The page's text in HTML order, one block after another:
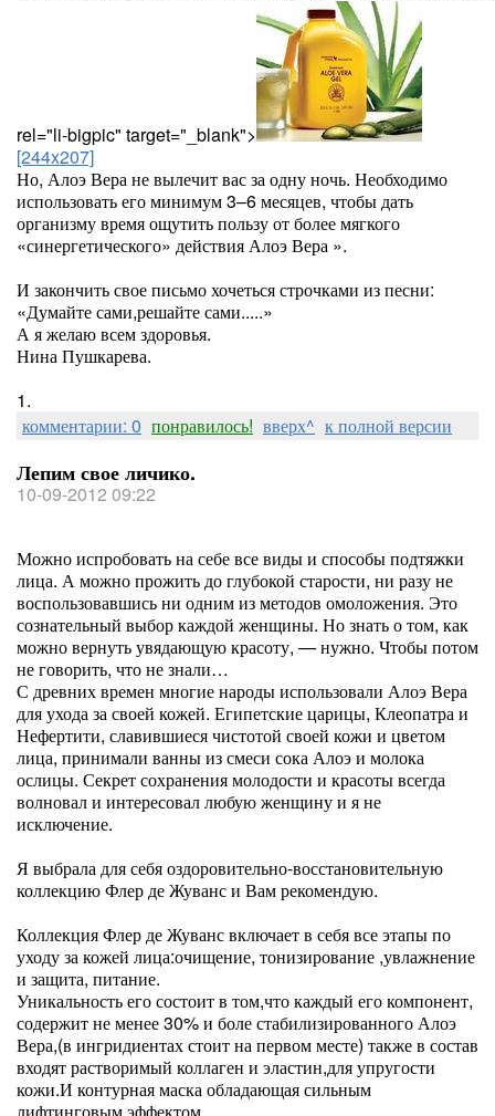
rel="li-bigpic" target="_blank">
[244x207]
Но, Алоэ Вера не вылечит вас за одну ночь. Необходимо
использовать его минимум 3–6 месяцев, чтобы дать
организму время ощутить пользу от более мягкого
«синергетического» действия Алоэ Вера ».
И закончить свое письмо хочеться строчками из песни:
«Думайте сами,решайте сами.....»
А я желаю всем здоровья.
Нина Пушкарева.
1.
комментарии: 0 понравилось! вверх^ к полной версии
Лепим свое личико.
10-09-2012 09:22
Можно испробовать на себе все виды и способы подтяжки
лица. А можно прожить до глубокой старости, ни разу не
воспользовавшись ни одним из методов омоложения. Это
сознательный выбор каждой женщины. Но знать о том, как
можно вернуть увядающую красоту, — нужно. Чтобы потом
не говорить, что не знали…
С древних времен многие народы использовали Алоэ Вера
для ухода за своей кожей. Египетские царицы, Клеопатра и
Нефертити, славившиеся чистотой своей кожи и цветом
лица, принимали ванны из смеси сока Алоэ и молока
ослицы. Секрет сохранения молодости и красоты всегда
волновал и интересовал любую женщину и я не
исключение.
Я выбрала для себя оздоровительно-восстановительную
коллекцию Флер де Жуванс и Вам рекомендую.
Коллекция Флер де Жуванс включает в себя все этапы по
уходу за кожей лица:очищение, тонизирование ,увлажнение
и защита, питание.
Уникальность его состоит в том,что каждый его компонент,
содержит не менее 30% и боле стабилизированного Алоэ
Вера,(в ингридиентах стоит на первом месте) также в состав
входят растворимый коллаген и эластин,для упругости
кожи.И контурная маска обладающая сильным